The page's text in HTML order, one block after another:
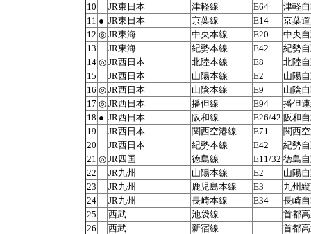
10
JR東日本 津軽線 E64
津軽
11 ● JR東日本 京葉線 E14
京葉
12 ◎ JR東海 中央本線 E20
中央
13
JR東海 紀勢本線 E42
紀勢
14 ◎ JR西日本 北陸本線 E8
北陸
15
JR西日本 山陽本線 E2
山陽
16 ◎ JR西日本 山陰本線 E9
山陰
17 ◎ JR西日本 播但線 E94
播但
18 ● JR西日本 阪和線 E26/42 阪和
19
JR西日本 関西空港線 E71
関西
20
JR西日本 紀勢本線 E42
紀勢
21 ◎ JR四国 徳島線 E11/32 徳島
22
JR九州 山陽本線 E2
山陽
23
JR九州 鹿児島本線 E3
九州
24
JR九州 長崎本線 E34
長崎
25
西武 池袋線
首都
26
西武 新宿線
首都